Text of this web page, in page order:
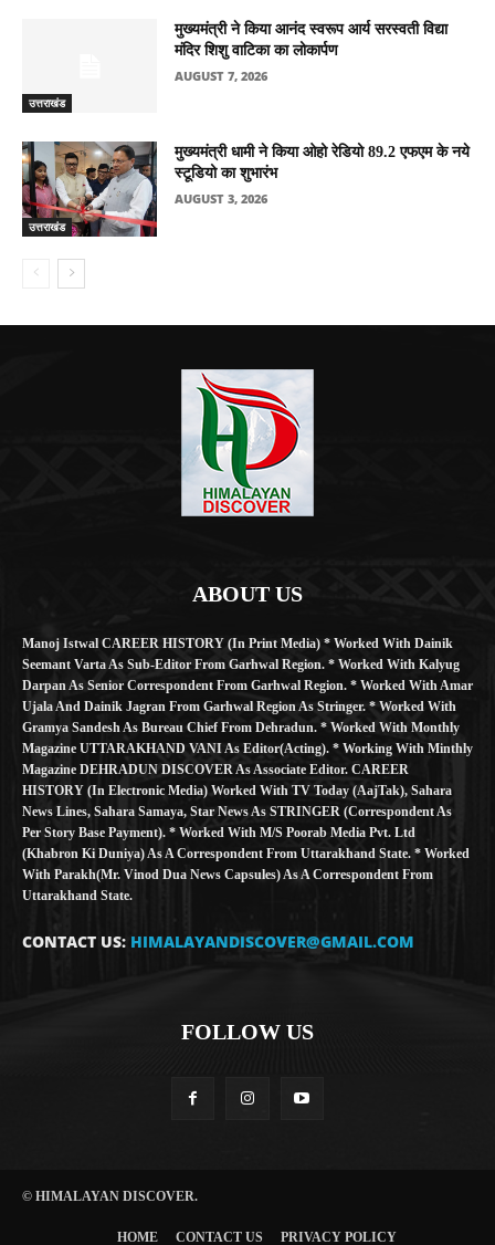
उत्तराखंड
मुख्यमंत्री ने किया आनंद स्वरूप आर्य सरस्वती विद्या
मंदिर शिशु वाटिका का लोकार्पण
AUGUST 7, 2026
उत्तराखंड
मुख्यमंत्री धामी ने किया ओहो रेडियो 89.2 एफएम के नये
स्टूडियो का शुभारंभ
AUGUST 3, 2026
ABOUT US
Manoj Istwal CAREER HISTORY (in Print Media) * Worked With Dainik
Seemant Varta As Sub-Editor From Garhwal Region. * Worked With Kalyug
Darpan As Senior Correspondent From Garhwal Region. * Worked With Amar
Ujala And Dainik Jagran From Garhwal Region As Stringer. * Worked With
Gramya Sandesh As Bureau Chief From Dehradun. * Worked With Monthly
Magazine UTTARAKHAND VANI As Editor(Acting). * Working With Minthly
Magazine DEHRADUN DISCOVER As Associate Editor. CAREER
HISTORY (in Electronic Media) Worked With TV Today (AajTak), Sahara
News Lines, Sahara Samaya, Star News As STRINGER (Correspondent As
Per Story Base Payment). * Worked With M/S Poorab Media Pvt. Ltd
(Khabron Ki Duniya) As A Correspondent From Uttarakhand State. * Worked
With Parakh(Mr. Vinod Dua News Capsules) As A Correspondent From
Uttarakhand State.
CONTACT US: HIMALAYANDISCOVER@GMAIL.COM
FOLLOW US
© HIMALAYAN DISCOVER.
HOME CONTACT US PRIVACY POLICY